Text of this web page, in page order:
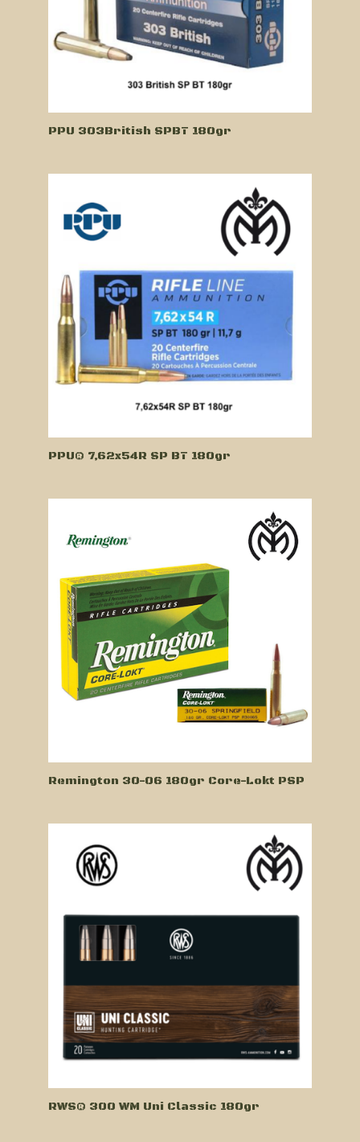
PPU 303British SPBT 180gr
PPU® 7,62x54R SP BT 180gr
Remington 30-06 180gr Core-Lokt PSP
RWS® 300 WM Uni Classic 180gr